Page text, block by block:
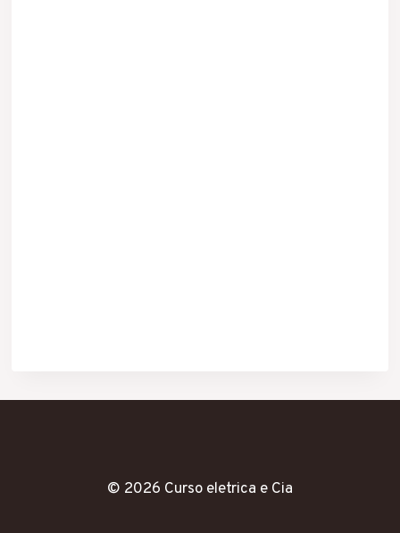
© 2026 Curso eletrica e Cia